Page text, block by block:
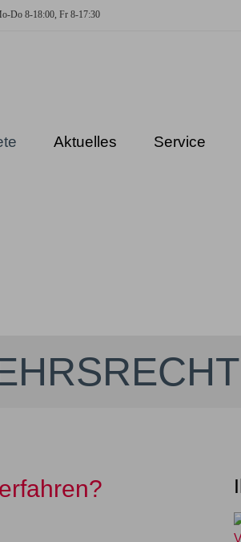
Do 8-18:00, Fr 8-17:30
Aktuelles Service